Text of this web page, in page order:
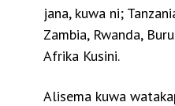
jana, kuwa ni;
Zambia, Rwanda,
Afrika Kusini.
Alisema kuwa